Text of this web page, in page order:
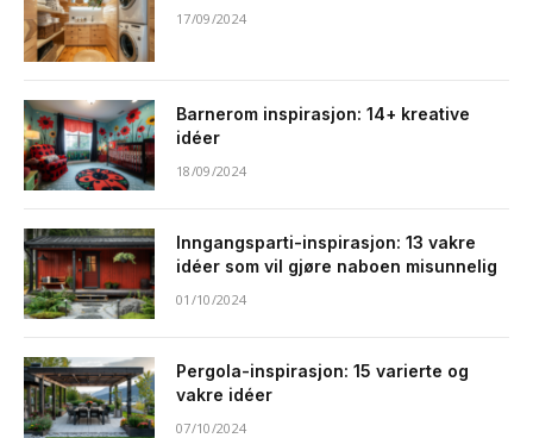
17/09/2024
Barnerom inspirasjon: 14+ kreative
idéer
18/09/2024
Inngangsparti-inspirasjon: 13 vakre
idéer som vil gjøre naboen misunnelig
01/10/2024
Pergola-inspirasjon: 15 varierte og
vakre idéer
07/10/2024